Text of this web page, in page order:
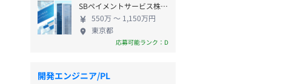
SBペイメントサービス株式会社
550万 〜 1,150万円
東京都
応募可能ランク：D
開発エンジニア/PL